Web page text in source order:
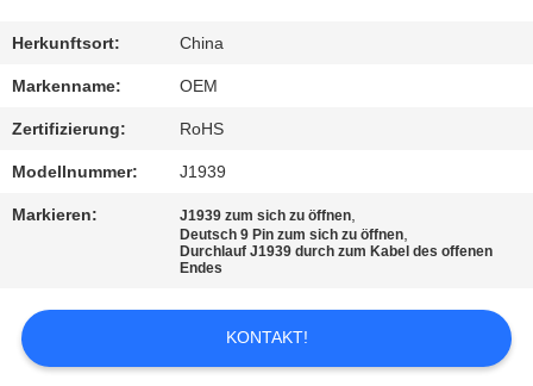
SIE
MIT
UNS
IN
VERBINDUNG
SIE
EIN
Herkunftsort: China
Markenname: OEM
Zertifizierung: RoHS
Modellnummer: J1939
Markieren: J1939 zum sich zu öffnen,
Deutsch 9 Pin zum sich zu öffnen,
Durchlauf J1939 durch zum Kabel des offenen
Endes
KONTAKT!